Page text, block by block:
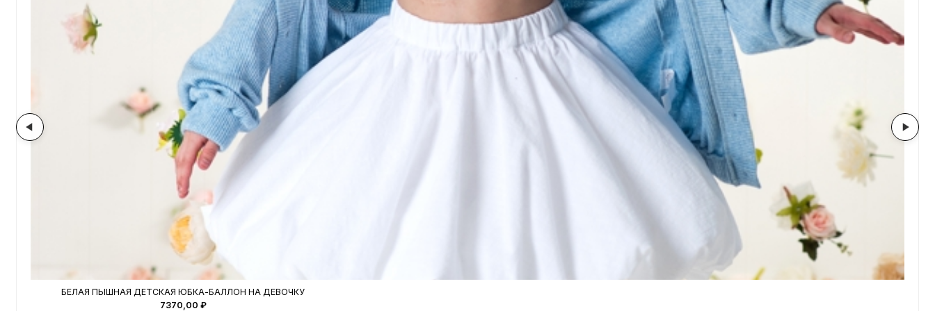
БЕЛАЯ ПЫШНАЯ ДЕТСКАЯ ЮБКА-БАЛЛОН НА ДЕВОЧКУ
7370,00 ₽